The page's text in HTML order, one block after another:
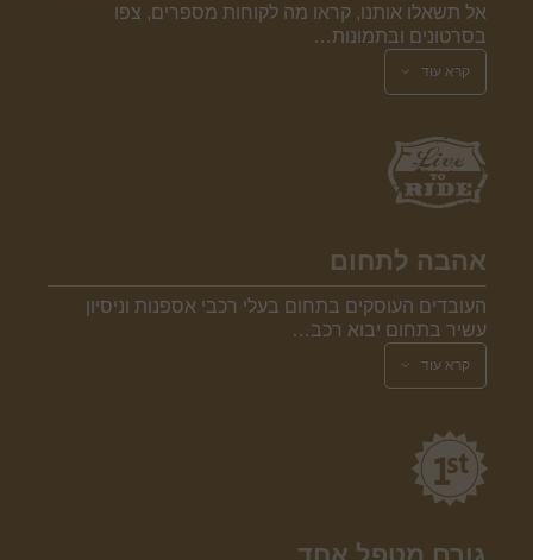
אל תשאלו אותנו, קראו מה לקוחות מספרים, צפו
בסרטונים ובתמונות…
קרא עוד
אהבה לתחום
העובדים העוסקים בתחום בעלי רכבי אספנות וניסיון
עשיר בתחום יבוא רכב…
קרא עוד